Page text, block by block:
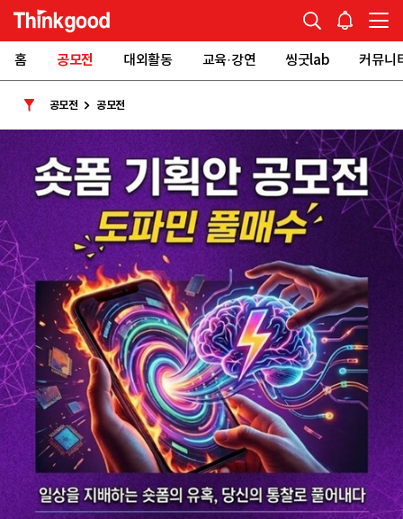
홈 공모전 대외활동 교육·강연 씽굿lab 커뮤니
공모전 공모전